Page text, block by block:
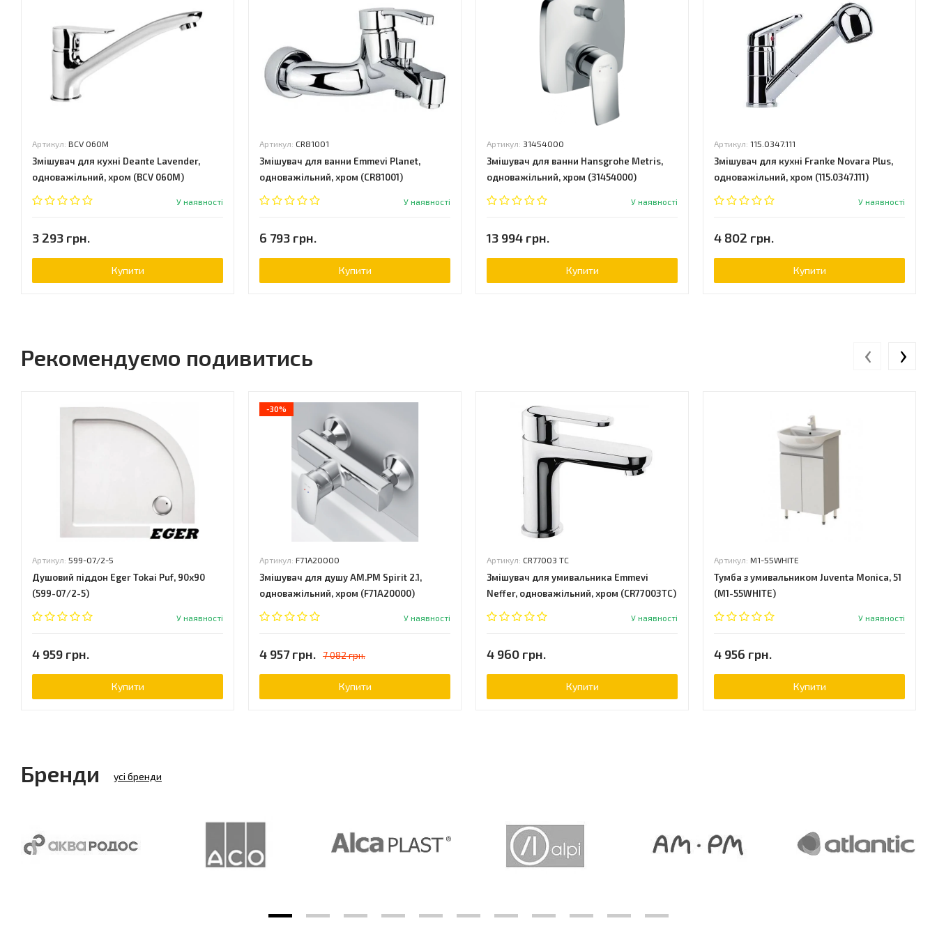
Артикул: BCV 060M
Змішувач для кухні Deante Lavender,
одноважільний, хром (BCV 060M)
У наявності
3 293 грн.
Купити
Артикул: CR81001
Змішувач для ванни Emmevi Planet,
одноважільний, хром (CR81001)
У наявності
6 793 грн.
Купити
Артикул: 31454000
Змішувач для ванни Hansgrohe Metris,
одноважільний, хром (31454000)
У наявності
13 994 грн.
Купити
Артикул: 115.0347.111
Змішувач для кухні Franke Novara Plus,
одноважільний, хром (115.0347.111)
У наявності
4 802 грн.
Купити
Рекомендуємо подивитись
Артикул: 599-07/2-5
Душовий піддон Eger Tokai Puf, 90x90
(599-07/2-5)
У наявності
4 959 грн.
Купити
-30%
Артикул: F71A20000
Змішувач для душу AM.PM Spirit 2.1,
одноважільний, хром (F71A20000)
У наявності
4 957 грн. 7 082 грн.
Купити
Артикул: CR77003 ТС
Змішувач для умивальника Emmevi
Neffer, одноважільний, хром (CR77003TC)
У наявності
4 960 грн.
Купити
Артикул: М1-55WHITE
Тумба з умивальником Juventa Monica, 51
(М1-55WHITE)
У наявності
4 956 грн.
Купити
‹ ›
Бренди усі бренди